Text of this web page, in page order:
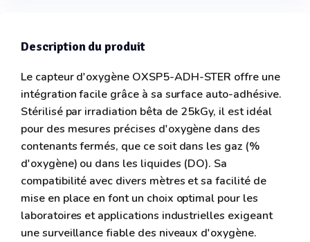
Description du produit
Le capteur d'oxygène OXSP5-ADH-STER offre une
intégration facile grâce à sa surface auto-adhésive.
Stérilisé par irradiation bêta de 25kGy, il est idéal
pour des mesures précises d'oxygène dans des
contenants fermés, que ce soit dans les gaz (%
d'oxygène) ou dans les liquides (DO). Sa
compatibilité avec divers mètres et sa facilité de
mise en place en font un choix optimal pour les
laboratoires et applications industrielles exigeant
une surveillance fiable des niveaux d'oxygène.